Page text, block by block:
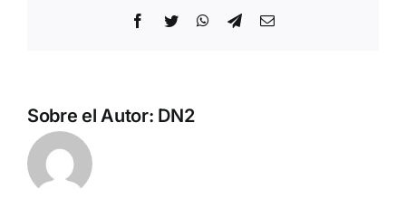
Facebook
Twitter WhatsApp
TelegramCorreo
Sobre el Autor: DN2